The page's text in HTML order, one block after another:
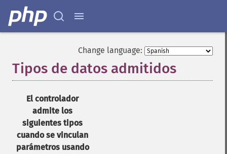
Change language:
Tipos de datos admitidos
El controlador
admite los
siguientes tipos
cuando se vinculan
parámetros usando